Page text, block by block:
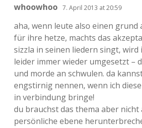
whoowhoo 7. April 2013 at 20:59
aha, wenn leute also einen grund
für ihre hetze, machts das
sizzla in seinen liedern singt, wird
leider immer wieder umgesetzt –
und morde an schwulen. da
engstirnig nennen, wenn ich
in verbindung bringe!
du brauchst das thema aber nicht
persönliche ebene